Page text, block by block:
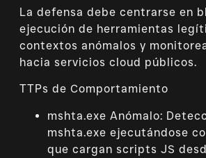
La defensa debe centrarse en
ejecución de herramientas
contextos anómalos y
hacia servicios cloud públicos.
TTPs de Comportamiento
mshta.exe Anómalo:
mshta.exe ejecutándose
que cargan scripts JS